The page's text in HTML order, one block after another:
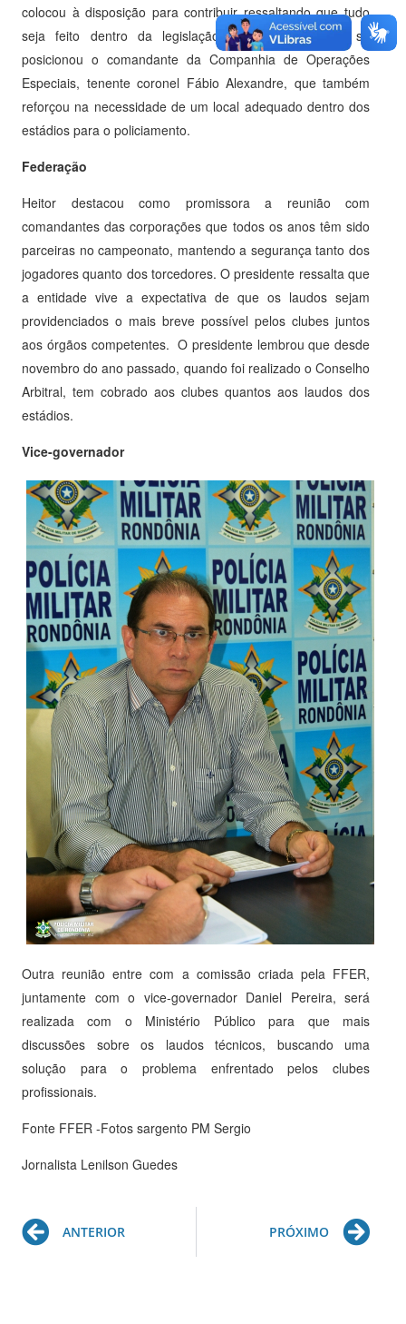
colocou à disposição para contribuir ressaltando que tudo
seja feito dentro da legislação. Da mesma forma se
posicionou o comandante da Companhia de Operações
Especiais, tenente coronel Fábio Alexandre, que também
reforçou na necessidade de um local adequado dentro dos
estádios para o policiamento.
Federação
Heitor destacou como promissora a reunião com
comandantes das corporações que todos os anos têm sido
parceiras no campeonato, mantendo a segurança tanto dos
jogadores quanto dos torcedores. O presidente ressalta que
a entidade vive a expectativa de que os laudos sejam
providenciados o mais breve possível pelos clubes juntos
aos órgãos competentes. O presidente lembrou que desde
novembro do ano passado, quando foi realizado o Conselho
Arbitral, tem cobrado aos clubes quantos aos laudos dos
estádios.
Vice-governador
Outra reunião entre com a comissão criada pela FFER,
juntamente com o vice-governador Daniel Pereira, será
realizada com o Ministério Público para que mais
discussões sobre os laudos técnicos, buscando uma
solução para o problema enfrentado pelos clubes
profissionais.
Fonte FFER -Fotos sargento PM Sergio
Jornalista Lenilson Guedes
Prev
ANTERIOR PRÓXIMO